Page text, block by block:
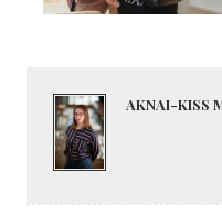
AKNAI-KISS